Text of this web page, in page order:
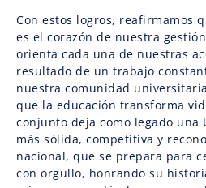
Con estos logros, reafirmamos
es el corazón de nuestra
orienta cada una de nuestras
resultado de un trabajo
nuestra comunidad
que la educación transforma
conjunto deja como legado una
más sólida, competitiva y
nacional, que se prepara para
con orgullo, honrando su